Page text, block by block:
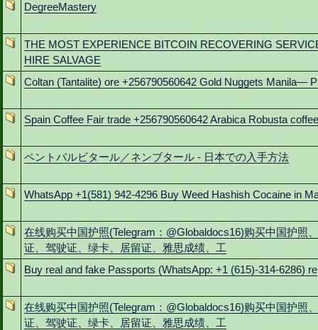
DegreeMastery
THE MOST EXPERIENCE BITCOIN RECOVERING
HIRE SALVAGE
Coltan (Tantalite) ore +256790560642 Gold Nuggets Manila—
Spain Coffee Fair trade +256790560642 Arabica Robusta coffee
ペントバルビタール／ネンブタール - 日本での入手方法
WhatsApp +1(581) 942-4296 Buy Weed Hashish Cocaine in
在线购买中国护照(Telegram：@Globaldocs16)购买中国护照
证、驾驶证、绿卡、居留证、雅思成绩、工
Buy real and fake Passports (WhatsApp: +1 (615)-314-6286) re
在线购买中国护照(Telegram：@Globaldocs16)购买中国护照
证、驾驶证、绿卡、居留证、雅思成绩、工